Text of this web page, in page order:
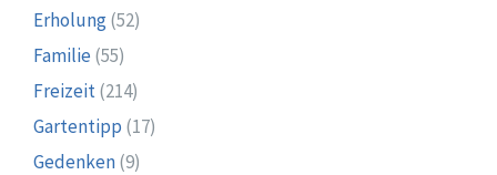
Erholung(52)
Familie (55)
Freizeit(214)
Gartentipp (17)
Gedenken(9)